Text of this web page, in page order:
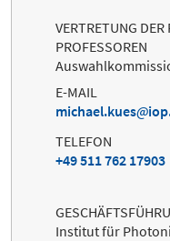
VERTRETUNG
PROFESSOREN
E-MAIL
michael.kues
TELEFON
+49 511 762 17903
Institut für